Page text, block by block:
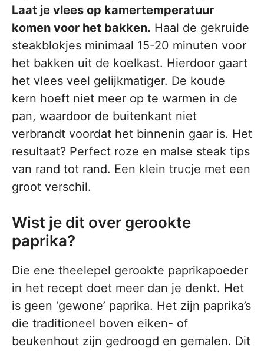
Laat je vlees op kamertemperatuur
komen voor het bakken. Haal de gekruide
steakblokjes minimaal 15-20 minuten voor
het bakken uit de koelkast. Hierdoor gaart
het vlees veel gelijkmatiger. De koude
kern hoeft niet meer op te warmen in de
pan, waardoor de buitenkant niet
verbrandt voordat het binnenin gaar is. Het
resultaat? Perfect roze en malse steak tips
van rand tot rand. Een klein trucje met een
groot verschil.
Wist je dit over gerookte
paprika?
Die ene theelepel gerookte paprikapoeder
in het recept doet meer dan je denkt. Het
is geen ‘gewone’ paprika. Het zijn paprika’s
die traditioneel boven eiken- of
beukenhout zijn gedroogd en gemalen. Dit